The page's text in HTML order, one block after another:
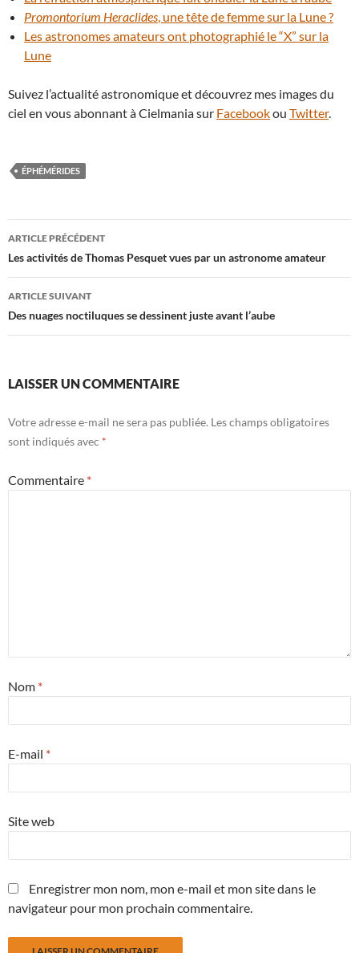
Promontorium Heraclides, une tête de femme sur la Lune ?
Les astronomes amateurs ont photographié le “X” sur la
Lune
Suivez l’actualité astronomique et découvrez mes images du
ciel en vous abonnant à Cielmania sur Facebookou Twitter.
ÉPHÉMÉRIDES
Navigation
des
articles
ARTICLE PRÉCÉDENT
Les activités de Thomas Pesquet vues par un astronome amateur
ARTICLE SUIVANT
Des nuages noctiluques se dessinent juste avant l’aube
LAISSER UN COMMENTAIRE
Votre adresse e-mail ne sera pas publiée. Les champs obligatoires
sont indiqués avec *
Commentaire *
Nom *
E-mail *
Site web
Enregistrer mon nom, mon e-mail et mon site dans le
navigateur pour mon prochain commentaire.